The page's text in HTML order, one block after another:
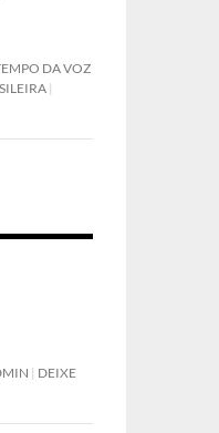
DA VOZ
DEIXE